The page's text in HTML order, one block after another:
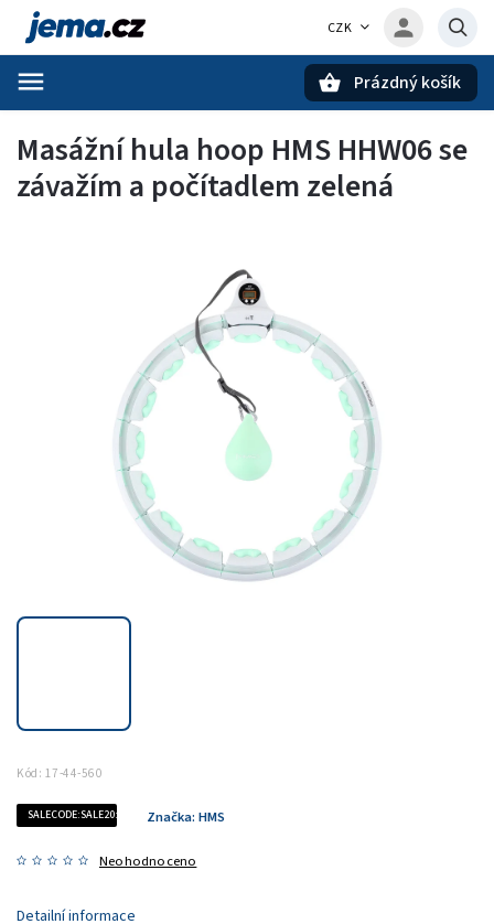
CZK
Prázdný košík
Masážní hula hoop HMS HHW06 se
závažím a počítadlem zelená
Kód: 17-44-560
SALECODE:SALE20:20:%
Neohodnoceno
Značka: HMS
Detailní informace